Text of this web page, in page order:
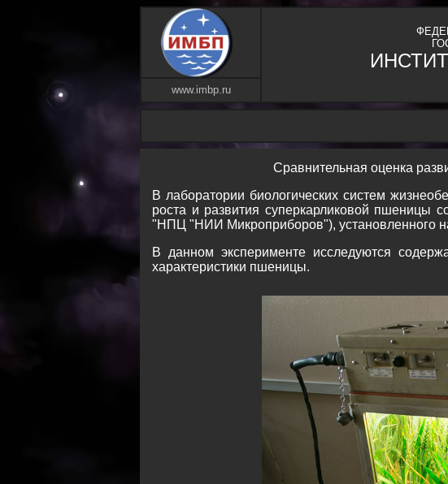
www.imbp.ru
Сравнительная оценка
В лаборатории биологических систем
роста и развития суперкарликовой пшеницы
"НПЦ "НИИ Микроприборов"), установленного
В данном эксперименте исследуются
характеристики пшеницы.